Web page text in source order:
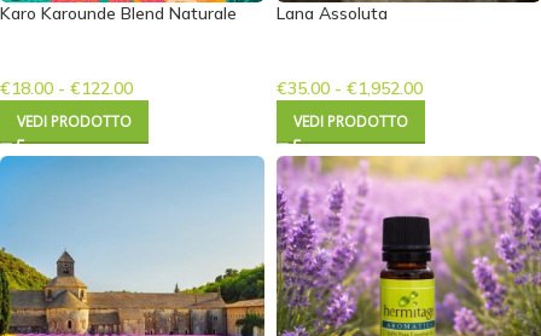
Karo Karounde Blend Naturale
€18.00 - €122.00
VEDI PRODOTTO
Lana Assoluta
€35.00 - €1,952.00
VEDI PRODOTTO